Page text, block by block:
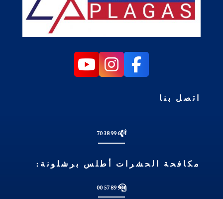
اتصل بنا
604 99 38 70
مكافحة الحشرات أطلس برشلونة:
931 89 57 00